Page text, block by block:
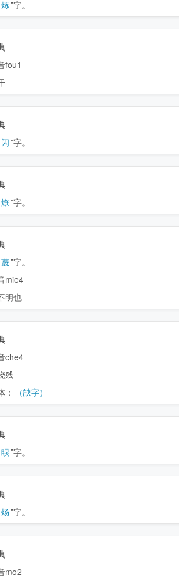
烼”字。
fou1
闪”字。
燎”字。
蔑”字。
mie4
明也
che4
残
：
（缺字）
瞁”字。
炀”字。
mo2